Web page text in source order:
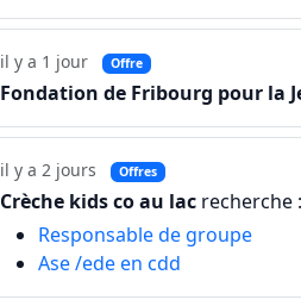
il y a 1 jour Offre
Fondation de Fribourg pour la
il y a 2 jours Offres
Crèche kids co au lac recherche :
Responsable de groupe
Ase /ede en cdd